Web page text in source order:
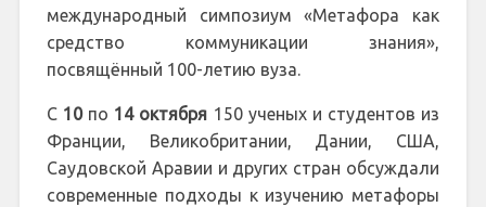
международный симпозиум «Метафора как
средство коммуникации знания»,
посвящённый 100-летию вуза.
С 10 по 14 октября 150 ученых и студентов из
Франции, Великобритании, Дании, США,
Саудовской Аравии и других стран обсуждали
современные подходы к изучению метафоры